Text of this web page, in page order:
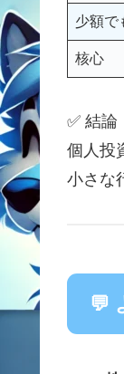
少額で
核心
✅ 結論
個人投
小さな
💬